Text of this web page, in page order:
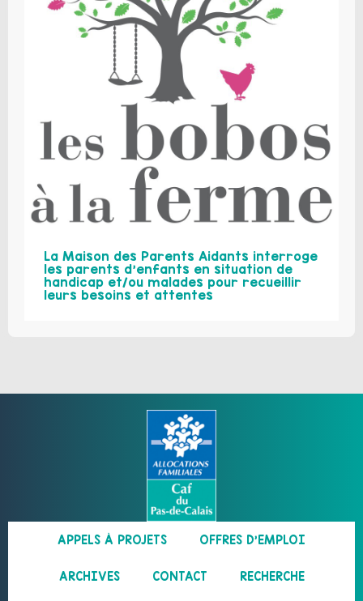
La Maison des Parents Aidants interroge
les parents d’enfants en situation de
handicap et/ou malades pour recueillir
leurs besoins et attentes
APPELS À PROJETS OFFRES D’EMPLOI
ARCHIVES CONTACT RECHERCHE